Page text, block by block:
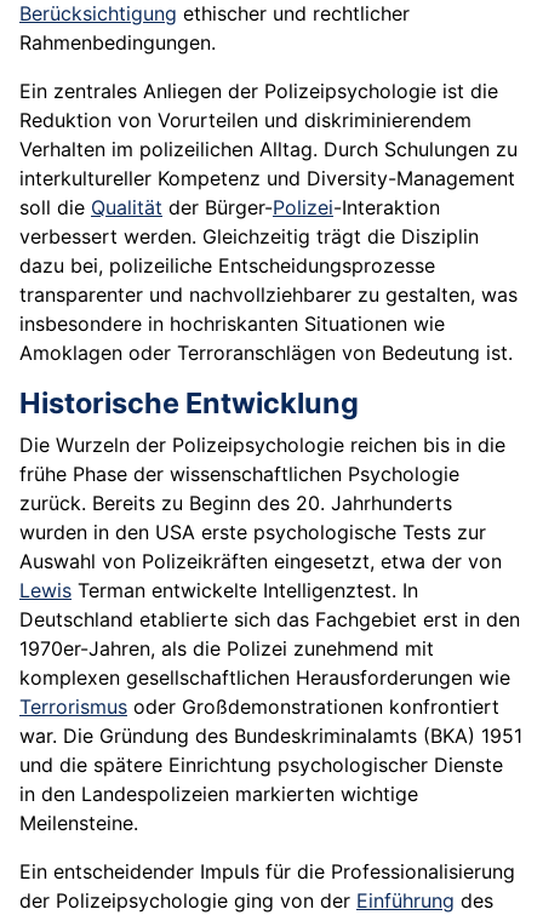
Berücksichtigung ethischer und rechtlicher
Rahmenbedingungen.
Ein zentrales Anliegen der Polizeipsychologie ist die
Reduktion von Vorurteilen und diskriminierendem
Verhalten im polizeilichen Alltag. Durch Schulungen zu
interkultureller Kompetenz und Diversity-Management
soll die Qualität der Bürger-Polizei-Interaktion
verbessert werden. Gleichzeitig trägt die Disziplin
dazu bei, polizeiliche Entscheidungsprozesse
transparenter und nachvollziehbarer zu gestalten, was
insbesondere in hochriskanten Situationen wie
Amoklagen oder Terroranschlägen von Bedeutung ist.
Historische Entwicklung
Die Wurzeln der Polizeipsychologie reichen bis in die
frühe Phase der wissenschaftlichen Psychologie
zurück. Bereits zu Beginn des 20. Jahrhunderts
wurden in den USA erste psychologische Tests zur
Auswahl von Polizeikräften eingesetzt, etwa der von
Lewis Terman entwickelte Intelligenztest. In
Deutschland etablierte sich das Fachgebiet erst in den
1970er-Jahren, als die Polizei zunehmend mit
komplexen gesellschaftlichen Herausforderungen wie
Terrorismus oder Großdemonstrationen konfrontiert
war. Die Gründung des Bundeskriminalamts (BKA) 1951
und die spätere Einrichtung psychologischer Dienste
in den Landespolizeien markierten wichtige
Meilensteine.
Ein entscheidender Impuls für die Professionalisierung
der Polizeipsychologie ging von der Einführung des